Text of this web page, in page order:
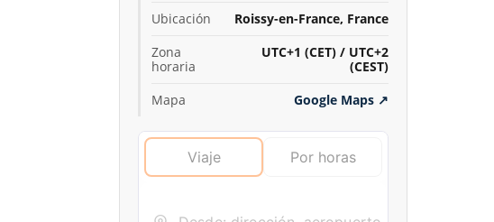
Ubicación
Roissy-en-France, France
Zona
horaria
UTC+1 (CET) / UTC+2
(CEST)
Mapa
Google Maps ↗